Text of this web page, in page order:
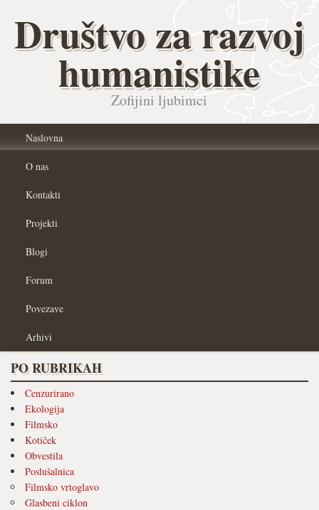
Društvo za razvoj
humanistike
Zofijini ljubimci
Naslovna
O nas
Kontakti
Projekti
Blogi
Forum
Povezave
Arhivi
PO RUBRIKAH
Cenzurirano
Ekologija
Filmsko
Kotiček
Obvestila
Poslušalnica
Filmsko vrtoglavo
Glasbeni ciklon